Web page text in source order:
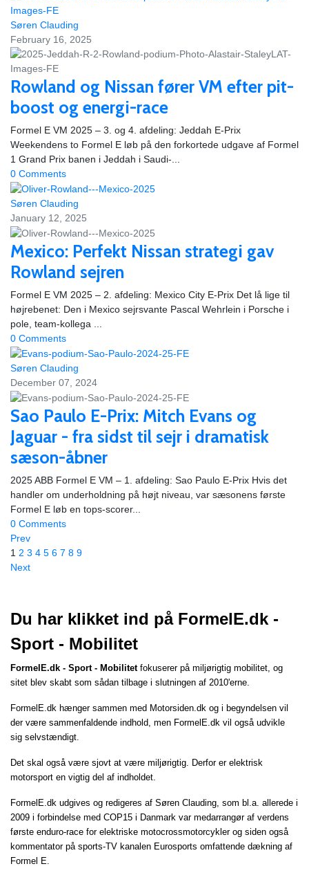
Søren Clauding
February 16, 2025
Rowland og Nissan fører VM efter pit-
boost og energi-race
Formel E VM 2025 – 3. og 4. afdeling: Jeddah E-Prix
Weekendens to Formel E løb på den forkortede udgave af Formel
1 Grand Prix banen i Jeddah i Saudi-...
0 Comments
Søren Clauding
January 12, 2025
Mexico: Perfekt Nissan strategi gav
Rowland sejren
Formel E VM 2025 – 2. afdeling: Mexico City E-Prix Det lå lige til
højrebenet: Den i Mexico sejrsvante Pascal Wehrlein i Porsche i
pole, team-kollega ...
0 Comments
Søren Clauding
December 07, 2024
Sao Paulo E-Prix: Mitch Evans og
Jaguar - fra sidst til sejr i dramatisk
sæson-åbner
2025 ABB Formel E VM – 1. afdeling: Sao Paulo E-Prix Hvis det
handler om underholdning på højt niveau, var sæsonens første
Formel E løb en tops-scorer...
0 Comments
Prev
1 2 3 4 5 6 7 8 9
Next
Du har klikket ind på FormelE.dk -
Sport - Mobilitet
FormelE.dk - Sport - Mobilitetfokuserer på miljørigtig mobilitet, og
sitet blev skabt som sådan tilbage i slutningen af 2010'erne.
FormelE.dk hænger sammen med Motorsiden.dk og i begyndelsen vil
der være sammenfaldende indhold, men FormelE.dk vil også udvikle
sig selvstændigt.
Det skal også være sjovt at være miljørigtig. Derfor er elektrisk
motorsport en vigtig del af indholdet.
FormelE.dk udgives og redigeres af Søren Clauding, som bl.a. allerede i
2009 i forbindelse med COP15 i Danmark var medarrangør af verdens
første enduro-race for elektriske motocrossmotorcykler og siden også
kommentator på sports-TV kanalen Eurosports omfattende dækning af
Formel E.